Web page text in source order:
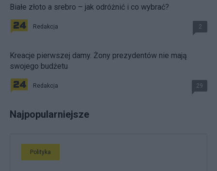
Białe złoto a srebro – jak odróżnić i co wybrać?
Redakcja 2
Kreacje pierwszej damy. Żony prezydentów nie mają
swojego budżetu
Redakcja 29
Najpopularniejsze
Polityka